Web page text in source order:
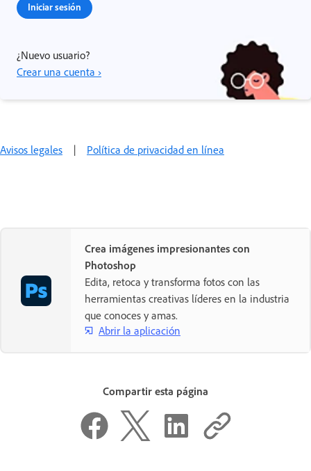
Iniciar sesión
¿Nuevo usuario?
Crear una cuenta ›
Avisos legales | Política de privacidad en línea
Crea imágenes impresionantes con
Photoshop
Edita, retoca y transforma fotos con las
herramientas creativas líderes en la industria
que conoces y amas.
Abrir la aplicación
Compartir esta página